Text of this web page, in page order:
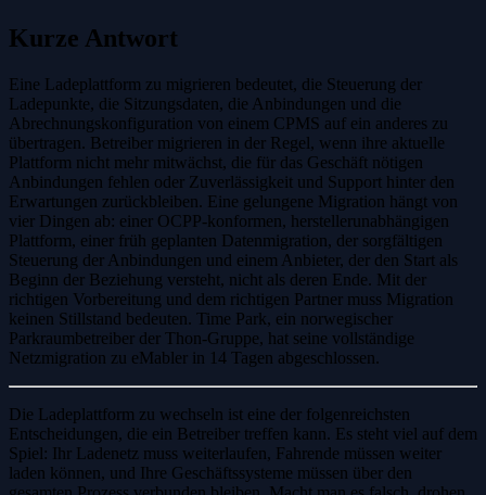
Kurze Antwort
Eine Ladeplattform zu migrieren bedeutet, die Steuerung der
Ladepunkte, die Sitzungsdaten, die Anbindungen und die
Abrechnungskonfiguration von einem CPMS auf ein anderes zu
übertragen. Betreiber migrieren in der Regel, wenn ihre aktuelle
Plattform nicht mehr mitwächst, die für das Geschäft nötigen
Anbindungen fehlen oder Zuverlässigkeit und Support hinter den
Erwartungen zurückbleiben. Eine gelungene Migration hängt von
vier Dingen ab: einer OCPP-konformen, herstellerunabhängigen
Plattform, einer früh geplanten Datenmigration, der sorgfältigen
Steuerung der Anbindungen und einem Anbieter, der den Start als
Beginn der Beziehung versteht, nicht als deren Ende. Mit der
richtigen Vorbereitung und dem richtigen Partner muss Migration
keinen Stillstand bedeuten. Time Park, ein norwegischer
Parkraumbetreiber der Thon-Gruppe, hat seine vollständige
Netzmigration zu eMabler in 14 Tagen abgeschlossen.
Die Ladeplattform zu wechseln ist eine der folgenreichsten
Entscheidungen, die ein Betreiber treffen kann. Es steht viel auf dem
Spiel: Ihr Ladenetz muss weiterlaufen, Fahrende müssen weiter
laden können, und Ihre Geschäftssysteme müssen über den